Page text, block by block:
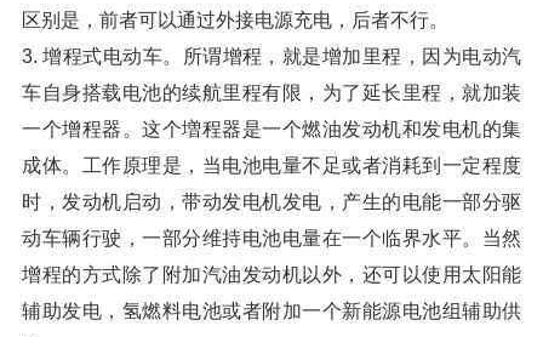
区别是，前者可以通过外接电源充电，后者不行。
3. 增程式电动车。所谓增程，就是增加里程，因为电动汽
车自身搭载电池的续航里程有限，为了延长里程，就加装
一个增程器。这个増程器是一个燃油发动机和发电机的集
成体。工作原理是，当电池电量不足或者消耗到一定程度
时，发动机启动，带动发电机发电，产生的电能一部分驱
动车辆行驶，一部分维持电池电量在一个临界水平。当然
增程的方式除了附加汽油发动机以外，还可以使用太阳能
辅助发电，氢燃料电池或者附加一个新能源电池组辅助供